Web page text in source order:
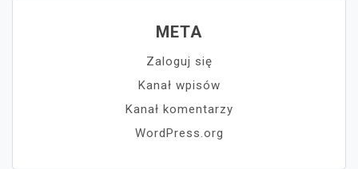
META
Zaloguj się
Kanał wpisów
Kanał komentarzy
WordPress.org